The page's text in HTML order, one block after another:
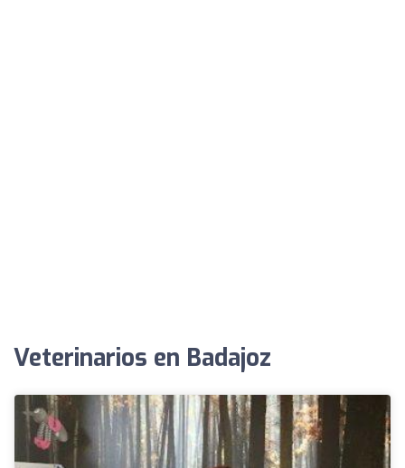
Veterinarios en Badajoz